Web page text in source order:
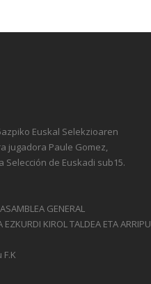
Euskal Selekzioaren
jugadora Paule Gomez,
Selección de Euskadi sub15.
GENERAL
EZKURDI KIROL TALDEA ETA ARRIPU